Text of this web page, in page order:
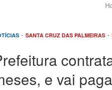
SANTA CRUZ DAS PALMEIRAS
e vai